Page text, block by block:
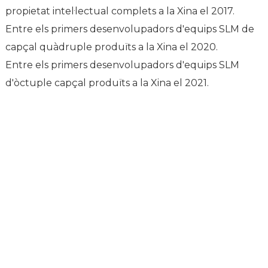
propietat intel·lectual complets a la Xina el 2017.
Entre els primers desenvolupadors d'equips SLM de
capçal quàdruple produïts a la Xina el 2020.
Entre els primers desenvolupadors d'equips SLM
d'òctuple capçal produïts a la Xina el 2021.
paral·lel.
Primer desenvolupador de programari d'impressió 3D SLM
de metall produït a la Xina, que cobreix algoritmes de tall i
Una figura destacada en el camp del programari d'impressió
3D, sovint comparada amb Zhang Xiaolong de la Universitat